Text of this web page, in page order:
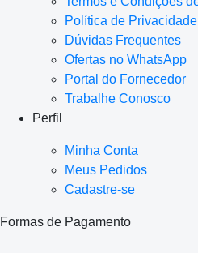
Política de Privacidade
Dúvidas Frequentes
Ofertas no WhatsApp
Portal do Fornecedor
Trabalhe Conosco
Perfil
Minha Conta
Meus Pedidos
Cadastre-se
Formas de Pagamento